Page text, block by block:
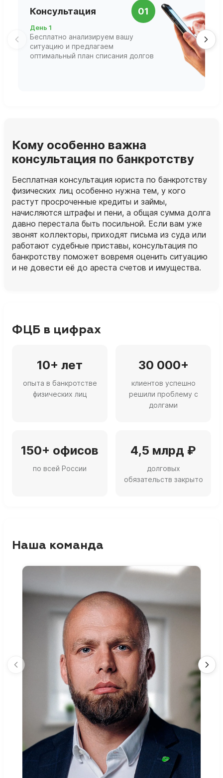
Консультация 01
День 1
Бесплатно анализируем вашу
ситуацию и предлагаем
оптимальный план списания долгов
Кому особенно важна
консультация по банкротству
Бесплатная консультация юриста по банкротству
физических лиц особенно нужна тем, у кого
растут просроченные кредиты и займы,
начисляются штрафы и пени, а общая сумма долга
давно перестала быть посильной. Если вам уже
звонят коллекторы, приходят письма из суда или
работают судебные приставы, консультация по
банкротству поможет вовремя оценить ситуацию
и не довести её до ареста счетов и имущества.
ФЦБ в цифрах
10+ лет
опыта в банкротстве
физических лиц
30 000+
клиентов успешно
решили проблему с
долгами
150+ офисов
по всей России
4,5 млрд ₽
долговых
обязательств закрыто
Наша команда